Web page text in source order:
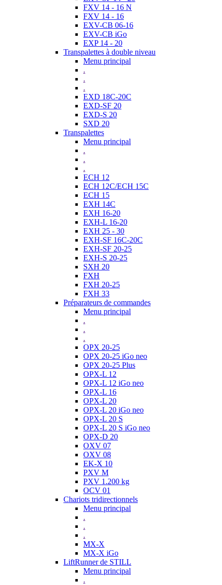
FXV 14 - 16 N
FXV 14 - 16
EXV-CB 06-16
EXV-CB iGo
EXP 14 - 20
Transpalettes à double niveau
Menu principal
.
.
.
EXD 18C-20C
EXD-SF 20
EXD-S 20
SXD 20
Transpalettes
Menu principal
.
.
.
ECH 12
ECH 12C/ECH 15C
ECH 15
EXH 14C
EXH 16-20
EXH-L 16-20
EXH 25 - 30
EXH-SF 16C-20C
EXH-SF 20-25
EXH-S 20-25
SXH 20
FXH
FXH 20-25
FXH 33
Préparateurs de commandes
Menu principal
.
.
.
OPX 20-25
OPX 20-25 iGo neo
OPX 20-25 Plus
OPX-L 12
OPX-L 12 iGo neo
OPX-L 16
OPX-L 20
OPX-L 20 iGo neo
OPX-L 20 S
OPX-L 20 S iGo neo
OPX-D 20
OXV 07
OXV 08
EK-X 10
PXV M
PXV 1.200 kg
OCV 01
Chariots tridirectionnels
Menu principal
.
.
.
MX-X
MX-X iGo
LiftRunner de STILL
Menu principal
.